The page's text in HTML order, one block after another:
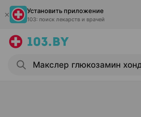
Установить приложение
103: поиск лекарств и врачей